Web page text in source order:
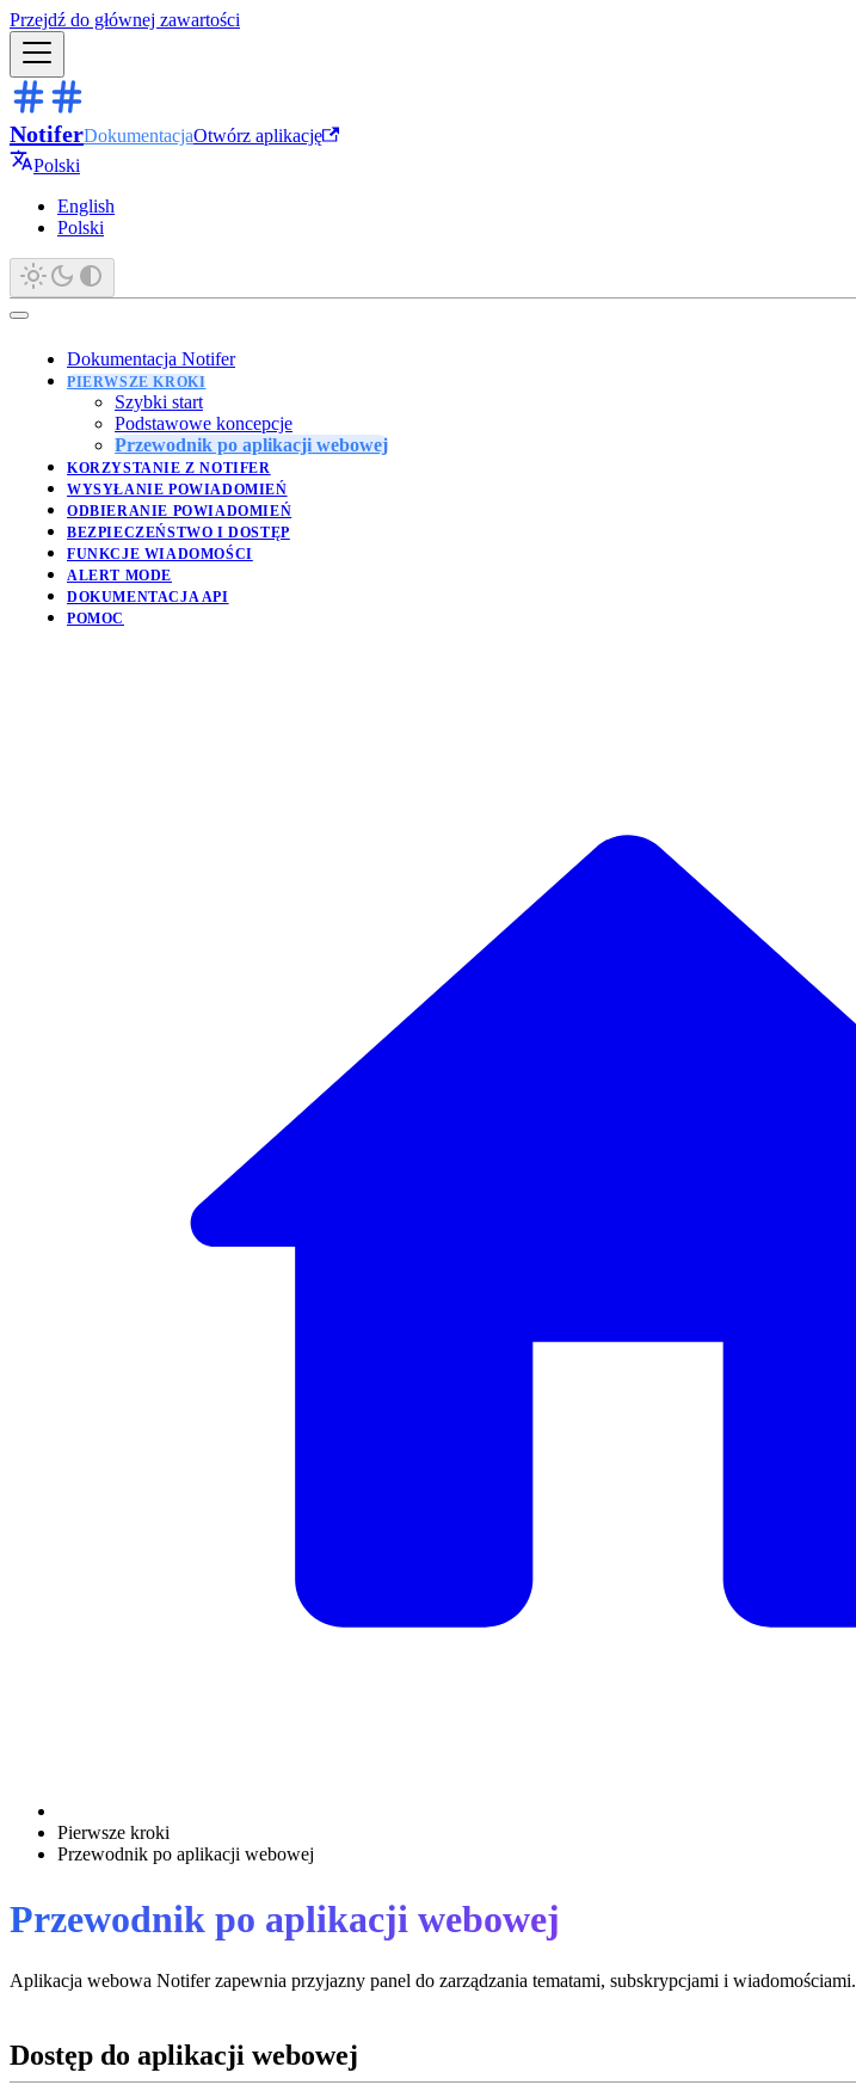
Przejdź do głównej zawartości
NotiferDokumentacjaOtwórz aplikację
Polski
English
Polski
Dokumentacja Notifer
PIERWSZE KROKI
Szybki start
Podstawowe koncepcje
Przewodnik po aplikacji webowej
KORZYSTANIE Z NOTIFER
WYSYŁANIE POWIADOMIEŃ
ODBIERANIE POWIADOMIEŃ
BEZPIECZEŃSTWO I DOSTĘP
FUNKCJE WIADOMOŚCI
ALERT MODE
DOKUMENTACJA API
POMOC
Pierwsze kroki
Przewodnik po aplikacji webowej
Przewodnik po aplikacji webowej
Aplikacja webowa Notifer zapewnia przyjazny panel do zarządzania tematami, subskrypcjami i wiadomościami.
Dostęp do aplikacji webowej